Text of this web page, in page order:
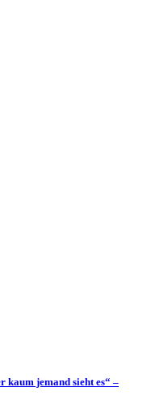
kaum jemand sieht es“ –